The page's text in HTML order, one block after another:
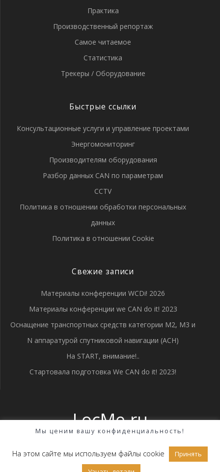
Практика
Производственный репортаж
Самое читаемое
Статистика
Трекеры / Оборудование
Быстрые ссылки
Консультационные услуги и управление проектами
Энергомониторинг
Производителям оборудования
Разбор данных CAN по параметрам
CCTV
Политика в отношении обработки персональных
данных
Политика в отношении Cookie
Свежие записи
Материалы конференции WCDi! 2026
Материалы конференции we CAN do it! 2023
Оснащение транспортных средств категории М2, М3 и
N аппаратурой спутниковой навигации (АСН)
На START, внимание!..
Стартовала подготовка We CAN do it! 2023!
LocMe.ru
Highlight Theme
Мы ценим вашу конфиденциальность!
На этом сайте мы используем файлы cookie
Принять